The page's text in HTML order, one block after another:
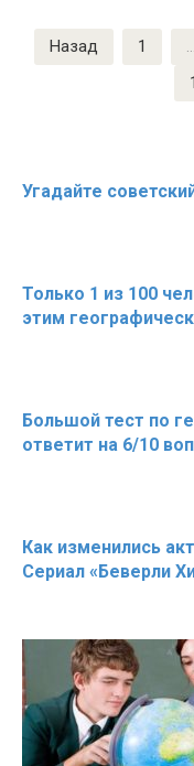
Навигация
по
Назад 1 …
Угадайте
Только 1 из 100
этим
Большой тест по
ответит на 6/10
Как изменились
Сериал «Беверли